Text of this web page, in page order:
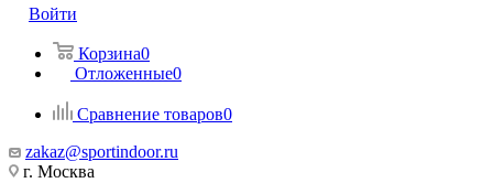
Войти
Корзина0
Отложенные0
Сравнение товаров0
zakaz@sportindoor.ru
г. Москва